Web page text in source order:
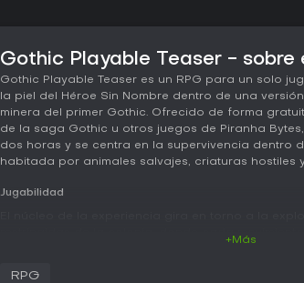
Gothic Playable Teaser - sobre
Gothic Playable Teaser es un RPG para un solo
la piel del Héroe Sin Nombre dentro de una
minera del primer Gothic. Ofrecido de forma
de la saga Gothic u otros juegos de Piranha
dos horas y se centra en la supervivencia dentro
habitada por animales salvajes, criaturas hostiles
Jugabilidad
+Más
RPG